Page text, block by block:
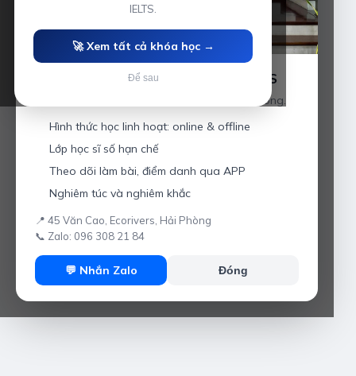
Luyện thi IELTS cùng Thầy Anh IELTS
Giáo viên hơn 10 năm kinh nghiệm tại Hải Phòng.
Hình thức học linh hoạt: online & offline
Lớp học sĩ số hạn chế
Theo dõi làm bài, điểm danh qua APP
Nghiêm túc và nghiêm khắc
📍 45 Văn Cao, Ecorivers, Hải Phòng
📞 Zalo: 096 308 21 84
💬 Nhắn Zalo Đóng
IELTS.
🚀 Xem tất cả khóa học →
Để sau